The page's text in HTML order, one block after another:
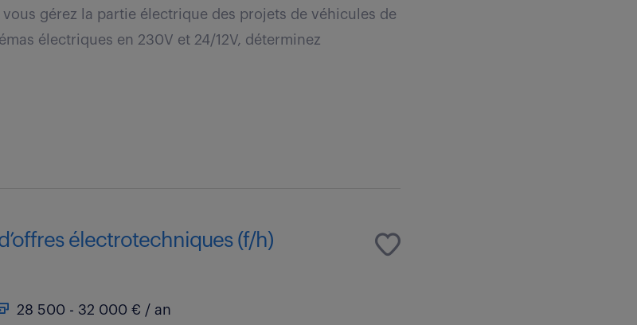
vous gérez la partie électrique des projets de véhicules de
électriques en 230V et 24/12V, déterminez
électrotechniques (f/h)
28 500 - 32 000 € / an